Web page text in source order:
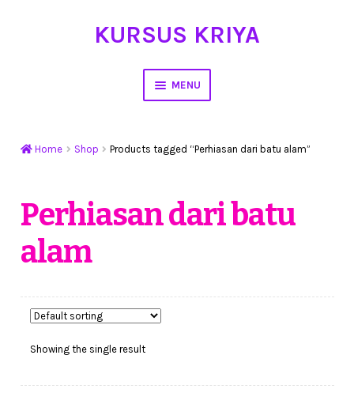
KURSUS KRIYA
MENU
Workshop Membuat Bunga Dari Stocking
Kursus Kerajinan Tangan
Cart
Cekresi
Home Shop Products tagged “Perhiasan dari batu alam”
Perhiasan dari batu
alam
Showing the single result